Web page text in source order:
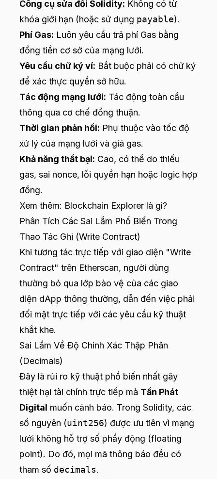
Công cụ sửa đổi Solidity: Không có từ
khóa giới hạn (hoặc sử dụng payable).
Phí Gas: Luôn yêu cầu trả phí Gas bằng
đồng tiền cơ sở của mạng lưới.
Yêu cầu chữ ký ví: Bắt buộc phải có chữ ký
để xác thực quyền sở hữu.
Tác động mạng lưới: Tác động toàn cầu
thông qua cơ chế đồng thuận.
Thời gian phản hồi: Phụ thuộc vào tốc độ
xử lý của mạng lưới và giá gas.
Khả năng thất bại: Cao, có thể do thiếu
gas, sai nonce, lỗi quyền hạn hoặc logic hợp
đồng.
Xem thêm: Blockchain Explorer là gì?
Phân Tích Các Sai Lầm Phổ Biến Trong
Thao Tác Ghi (Write Contract)
Khi tương tác trực tiếp với giao diện "Write
Contract" trên Etherscan, người dùng
thường bỏ qua lớp bảo vệ của các giao
diện dApp thông thường, dẫn đến việc phải
đối mặt trực tiếp với các yêu cầu kỹ thuật
khắt khe.
Sai Lầm Về Độ Chính Xác Thập Phân
(Decimals)
Đây là rủi ro kỹ thuật phổ biến nhất gây
thiệt hại tài chính trực tiếp mà Tấn Phát
Digital muốn cảnh báo. Trong Solidity, các
số nguyên (uint256) được ưu tiên vì mạng
lưới không hỗ trợ số phẩy động (floating
point). Do đó, mọi mã thông báo đều có
tham số decimals.